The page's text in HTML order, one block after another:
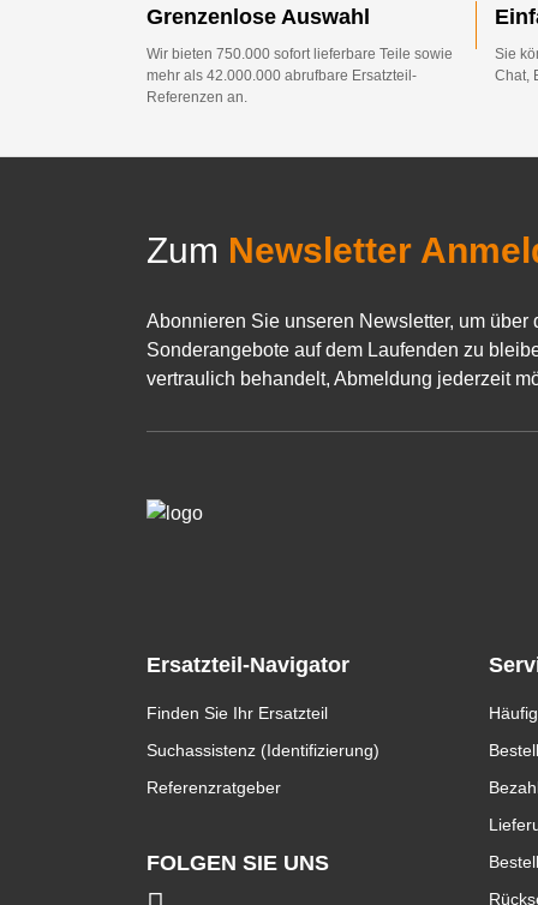
Grenzenlose Auswahl
Wir bieten 750.000 sofort lieferbare Teile sowie
mehr als 42.000.000 abrufbare Ersatzteil-
Referenzen an.
Sie
Chat,
Zum Newsletter
Abonnieren Sie unseren Newsletter, um über
Sonderangebote auf dem Laufenden zu
vertraulich behandelt, Abmeldung jederzeit
Ersatzteil-Navigator
Finden Sie Ihr Ersatzteil
Suchassistenz (Identifizierung)
Referenzratgeber
FOLGEN SIE UNS